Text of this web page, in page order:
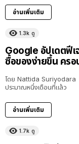
อ่านเพิ่มเติม
1.3k ดู
Google อัปเดตฟีเ
ซื้อของง่ายขึ้น ครอ
โดย Nattida Suriyodara
ประมาณหนึ่งเดือนที่แล้ว
อ่านเพิ่มเติม
1.7k ดู